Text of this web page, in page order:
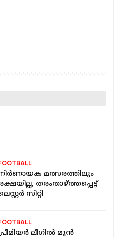
മത്സരത്തിലും
തരംതാഴ്ത്തപ്പെട്ട്
സിറ്റി
ലീഗില്‍ മുന്‍